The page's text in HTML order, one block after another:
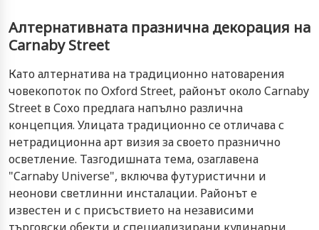
Алтернативната празнична декорация на
Carnaby Street
Като алтернатива на традиционно натоварения
човекопоток по Oxford Street, районът около Carnaby
Street в Сохо предлага напълно различна
концепция. Улицата традиционно се отличава с
нетрадиционна арт визия за своето празнично
осветление. Тазгодишната тема, озаглавена
"Carnaby Universe", включва футуристични и
неонови светлинни инсталации. Районът е
известен и с присъствието на независими